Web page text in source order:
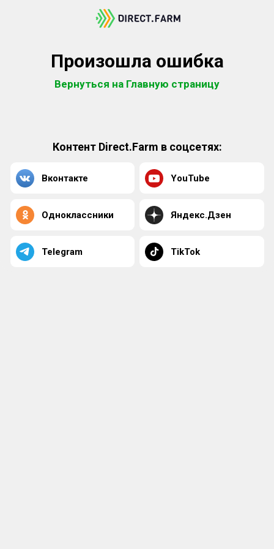
Произошла ошибка
Вернуться на Главную страницу
Контент Direct.Farm в соцсетях:
Вконтакте YouTube
Одноклассники Яндекс.Дзен
Telegram TikTok